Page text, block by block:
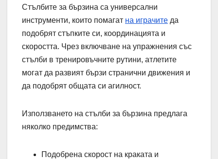
Стълбите за бързина са универсални
инструменти, които помагат на играчите да
подобрят стъпките си, координацията и
скоростта. Чрез включване на упражнения със
стълби в тренировъчните рутини, атлетите
могат да развият бързи странични движения и
да подобрят общата си агилност.
Използването на стълби за бързина предлага
няколко предимства:
Подобрена скорост на краката и